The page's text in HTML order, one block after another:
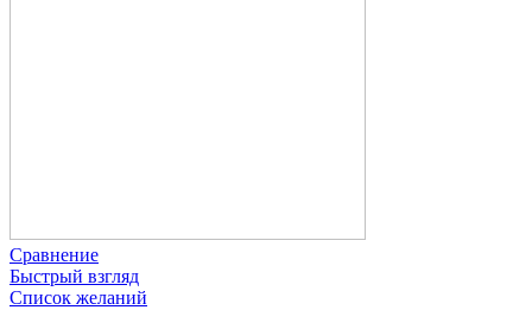
Сравнение
Быстрый взгляд
Список желаний